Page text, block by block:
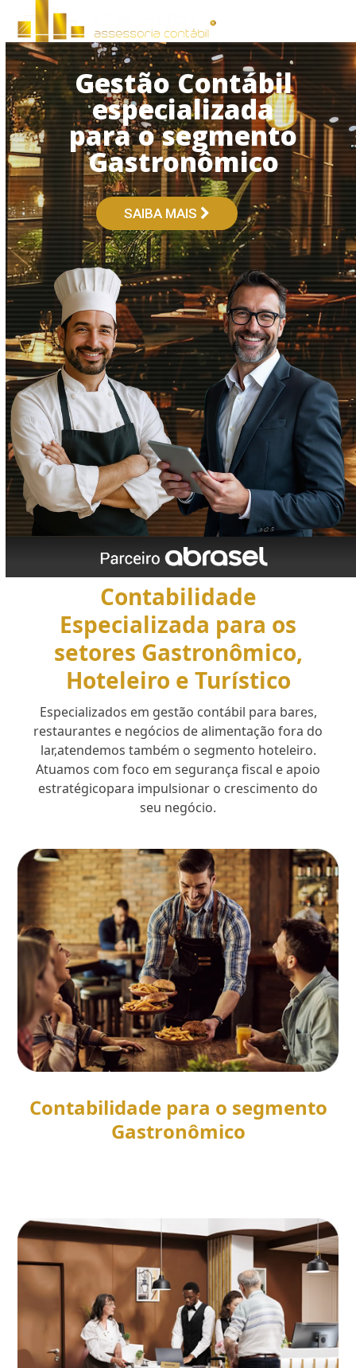
content
Open
mobile
menu
Close
mobile
menu
Gestão Contábil
especializada
para o segmento
Gastronômico
SAIBA MAIS
Contabilidade
Especializada para os
setores Gastronômico,
Hoteleiro e Turístico
Especializados em gestão contábil para bares,
restaurantes e negócios de alimentação fora do
lar,atendemos também o segmento hoteleiro.
Atuamos com foco em segurança fiscal e apoio
estratégicopara impulsionar o crescimento do
seu negócio.
Contabilidade para o segmento
Gastronômico